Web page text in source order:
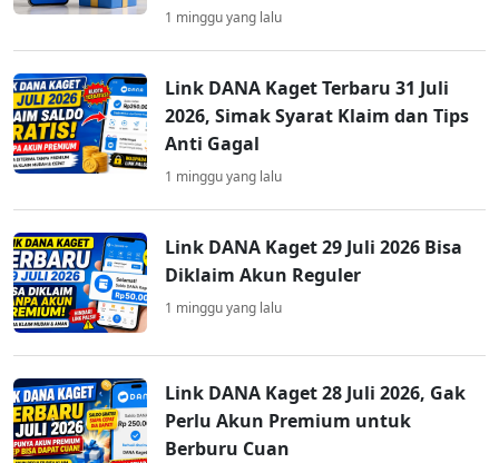
1 minggu yang lalu
Link DANA Kaget Terbaru 31 Juli
2026, Simak Syarat Klaim dan Tips
Anti Gagal
1 minggu yang lalu
Link DANA Kaget 29 Juli 2026 Bisa
Diklaim Akun Reguler
1 minggu yang lalu
Link DANA Kaget 28 Juli 2026, Gak
Perlu Akun Premium untuk
Berburu Cuan